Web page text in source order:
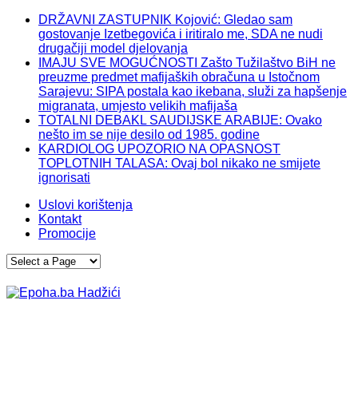
DRŽAVNI ZASTUPNIK Kojović: Gledao sam
gostovanje Izetbegovića i iritiralo me, SDA ne nudi
drugačiji model djelovanja
IMAJU SVE MOGUĆNOSTI Zašto Tužilaštvo BiH ne
preuzme predmet mafijaških obračuna u Istočnom
Sarajevu: SIPA postala kao ikebana, služi za hapšenje
migranata, umjesto velikih mafijaša
TOTALNI DEBAKL SAUDIJSKE ARABIJE: Ovako
nešto im se nije desilo od 1985. godine
KARDIOLOG UPOZORIO NA OPASNOST
TOPLOTNIH TALASA: Ovaj bol nikako ne smijete
ignorisati
Uslovi korištenja
Kontakt
Promocije